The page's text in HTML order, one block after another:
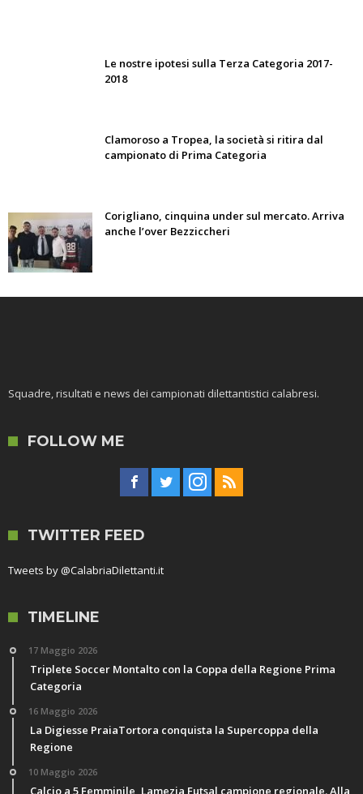
Le nostre ipotesi sulla Terza Categoria 2017-
2018
Clamoroso a Tropea, la società si ritira dal
campionato di Prima Categoria
Corigliano, cinquina under sul mercato. Arriva
anche l’over Bezziccheri
Squadre, risultati e news dei campionati dilettantistici calabresi.
FOLLOW ME
TWITTER FEED
Tweets by @CalabriaDilettanti.it
TIMELINE
17 Maggio 2026
Triplete Soccer Montalto con la Coppa della Regione Prima
Categoria
16 Maggio 2026
La Digiesse PraiaTortora conquista la Supercoppa della
Regione
10 Maggio 2026
Calcio a 5 Femminile, Lamezia Futsal campione regionale. Alla